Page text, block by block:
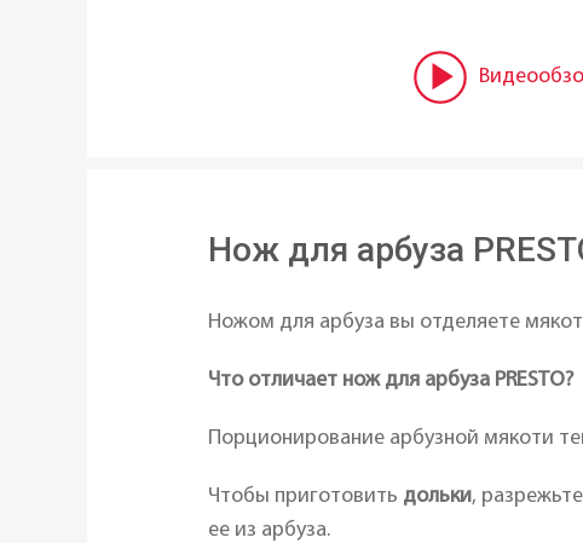
Нож для арбуза
Ножом для арбуза вы отделяете
Что отличает нож для арбуза PRESTO?
Порционирование арбузной мякоти
Чтобы приготовить дольки,
ее из арбуза.